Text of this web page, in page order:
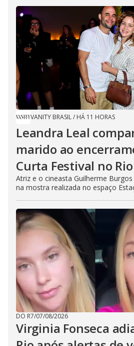
VANITY BRASIL/ HÁ 11 HORAS
Leandra Leal
marido ao
Curta Festival no
Atriz e o cineasta Guilherme
na mostra realizada no espaço
DO R7/07/08/2026
Virginia Fonseca